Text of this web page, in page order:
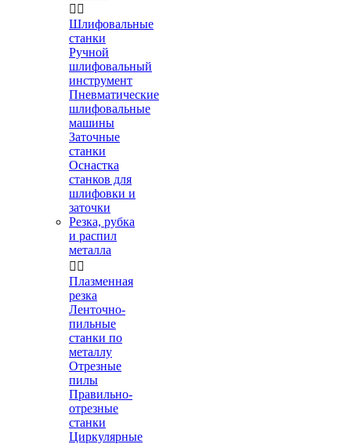
 
Шлифовальные
станки
Ручной
шлифовальный
инструмент
Пневматические
шлифовальные
машины
Заточные
станки
Оснастка
станков для
шлифовки и
заточки
Резка, рубка
и распил
металла
 
Плазменная
резка
Ленточно-
пильные
станки по
металлу
Отрезные
пилы
Правильно-
отрезные
станки
Циркулярные